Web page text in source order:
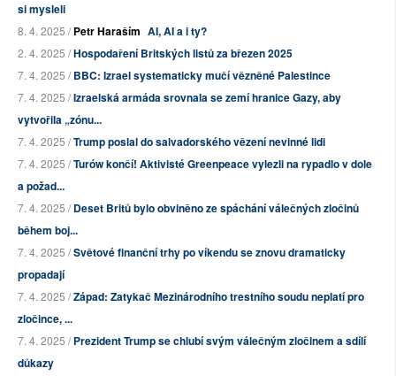
si mysleli
8. 4. 2025 /Petr Haraším AI, AI a i ty?
2. 4. 2025 /Hospodaření Britských listů za březen 2025
7. 4. 2025 /BBC: Izrael systematicky mučí vězněné Palestince
7. 4. 2025 /Izraelská armáda srovnala se zemí hranice Gazy, aby
vytvořila „zónu...
7. 4. 2025 /Trump poslal do salvadorského vězení nevinné lidi
7. 4. 2025 /Turów končí! Aktivisté Greenpeace vylezli na rypadlo v dole
a požad...
7. 4. 2025 /Deset Britů bylo obviněno ze spáchání válečných zločinů
během boj...
7. 4. 2025 /Světové finanční trhy po víkendu se znovu dramaticky
propadají
7. 4. 2025 /Západ: Zatykač Mezinárodního trestního soudu neplatí pro
zločince, ...
7. 4. 2025 /Prezident Trump se chlubí svým válečným zločinem a sdílí
důkazy